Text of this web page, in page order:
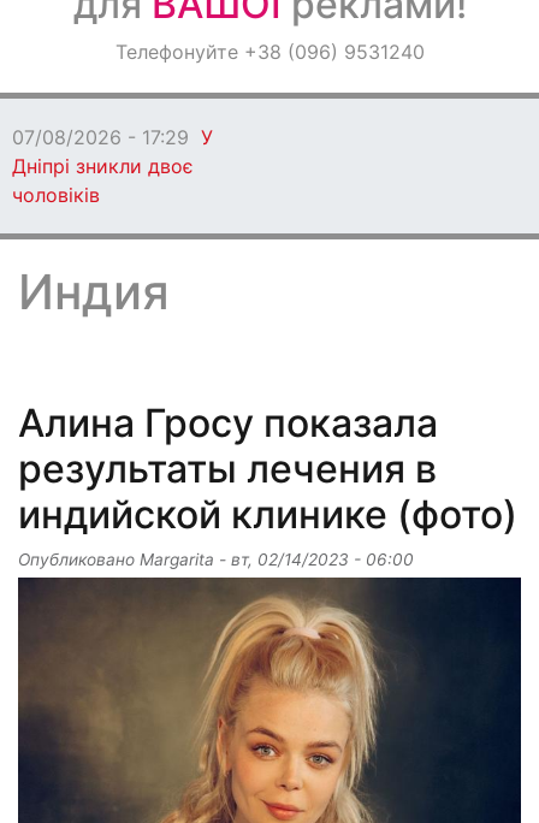
ОголошенняТелефонуйте +38 (096) 9531240
Индия
Алина Гросу показала
результаты лечения в
индийской клинике (фото)
Опубликовано Margarita - вт, 02/14/2023 - 06:00